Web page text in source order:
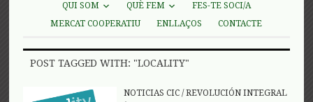
QUI SOM QUÈ FEM
FES-TE SOCI/A
MERCAT COOPERATIU
ENLLAÇOS CONTACTE
POST TAGGED WITH: "LOCALITY"
NOTICIAS CIC/REVOLUCIÓN INTEGRAL